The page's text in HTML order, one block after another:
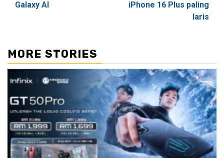
Galaxy AI
iPhone 16 Plus paling
laris
MORE STORIES